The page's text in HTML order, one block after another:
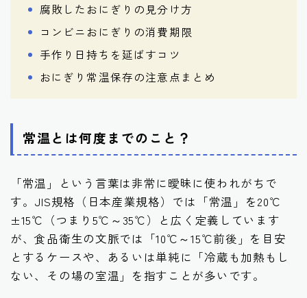
腐敗したおにぎりの見分け方
コンビニおにぎりの消費期限
手作り日持ちを延ばすコツ
おにぎり常温保存の注意点まとめ
常温とは何度までのこと？
「常温」という言葉は非常に曖昧に使われがちで
す。JIS規格（日本産業規格）では「常温」を20℃
±15℃（つまり5℃～35℃）と広く定義しています
が、食品衛生の文脈では「10℃～15℃前後」を目安
とするケースや、あるいは単純に「冷蔵も加熱もし
ない、その場の室温」を指すことが多いです。